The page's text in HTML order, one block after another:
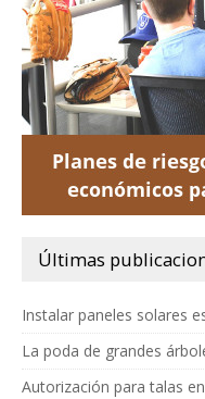
Últimas
Instalar paneles solares
La poda de grandes
Autorización para talas